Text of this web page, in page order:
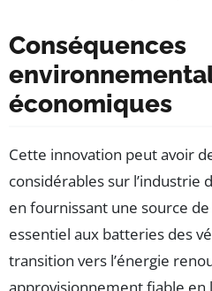
Conséquences
économiques
Cette innovation peut avoir
considérables sur l’industrie
en fournissant une source de
essentiel aux batteries des
transition vers l’énergie